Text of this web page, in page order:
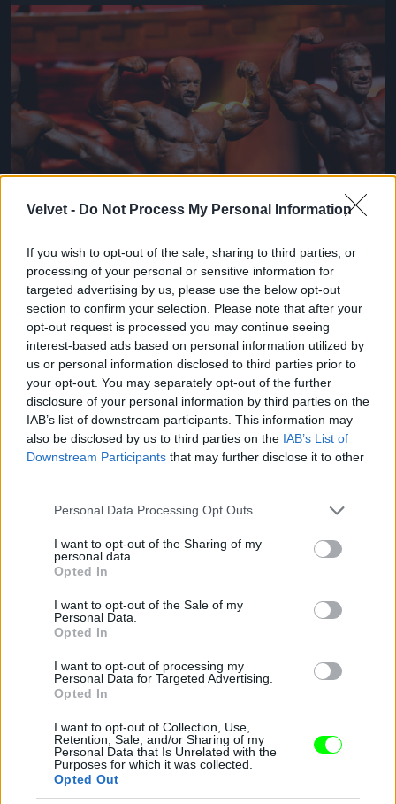
Velvet - Do Not Process My Personal Information
If you wish to opt-out of the sale, sharing to third parties, or
processing of your personal or sensitive information for
targeted advertising by us, please use the below opt-out
section to confirm your selection. Please note that after your
opt-out request is processed you may continue seeing
interest-based ads based on personal information utilized by
us or personal information disclosed to third parties prior to
your opt-out. You may separately opt-out of the further
disclosure of your personal information by third parties on the
IAB’s list of downstream participants. This information may
also be disclosed by us to third parties on the IAB’s List of
Downstream Participants that may further disclose it to other
Please note that this website/app uses one or more Google
not limited to your visit or usage behaviour. You may click to
grant or deny consent to Google and its third-party tags to
use your data for below specified purposes in below Google
consent section.
Personal Data Processing Opt Outs
I want to opt-out of the Sharing of my
personal data.
Opted In
I want to opt-out of the Sale of my
Personal Data.
Opted In
I want to opt-out of processing my
Personal Data for Targeted Advertising.
Opted In
I want to opt-out of Collection, Use,
Retention, Sale, and/or Sharing of my
Personal Data that Is Unrelated with the
Purposes for which it was collected.
Opted Out
Jön még kép!
De jönnek a többiek is
Fotó: Dave Kotinsky / Europress / Getty #11
Jön még kép!